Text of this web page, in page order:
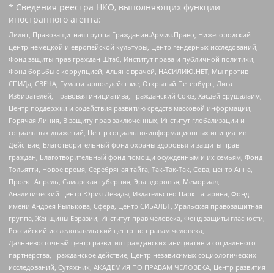
* Сведения реестра НКО, выполняющих функции
иностранного агента:
Лилит, Правозащитная группа Гражданин.Армия.Право, Нижегородский
центр немецкой и европейской культуры, Центр гендерных исследований,
Фонд защиты прав граждан Штаб, Институт права и публичной политики,
Фонд борьбы с коррупцией, Альянс врачей, НАСИЛИЮ.НЕТ, Мы против
СПИДа, СВЕЧА, Гуманитарное действие, Открытый Петербург, Лига
Избирателей, Правовая инициатива, Гражданский Союз, Хасдей Ерушалаим,
Центр поддержки и содействия развитию средств массовой информации,
Горячая Линия, В защиту прав заключенных, Институт глобализации и
социальных движений, Центр социально-информационных инициатив
Действие, Благотворительный фонд охраны здоровья и защиты прав
граждан, Благотворительный фонд помощи осужденным и их семьям, Фонд
Тольятти, Новое время, Серебряная тайга, Так-Так-Так, Сова, центр Анна,
Проект Апрель, Самарская губерния, Эра здоровья, Мемориал,
Аналитический Центр Юрия Левады, Издательство Парк Гагарина, Фонд
имени Андрея Рылькова, Сфера, Центр СИБАЛЬТ, Уральская правозащитная
группа, Женщины Евразии, Институт прав человека, Фонд защиты гласности,
Российский исследовательский центр по правам человека,
Дальневосточный центр развития гражданских инициатив и социального
партнерства, Гражданское действие, Центр независимых социологических
исследований, Сутяжник, АКАДЕМИЯ ПО ПРАВАМ ЧЕЛОВЕКА, Центр развития